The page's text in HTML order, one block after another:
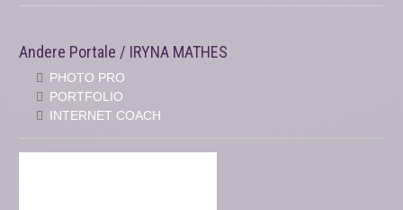
Andere Portale / IRYNA MATHES
PHOTO PRO
PORTFOLIO
INTERNET COACH